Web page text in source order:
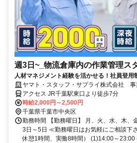
週3日~_物流倉庫内の作業管理ス
人材マネジメント経験を活かせる！社員登
千葉駅～徒歩7分★高時給2000円～2500円！
ヤマト・スタッフ・サプライ株式会社
アクセス JR千葉駅東口より徒歩7分
時給2,000円～2,500円
千葉県千葉市中央区
勤務時間 【勤務曜日】 月、火、水、木、
3日～5日 ≪勤務曜日はお気軽にご相談下
休憩1時間、実働8時間） (1)14:00～23:00